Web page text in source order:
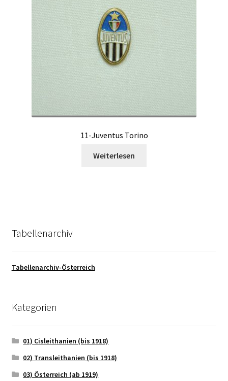
11-Juventus Torino
Weiterlesen
Tabellenarchiv
Tabellenarchiv-Österreich
Kategorien
01) Cisleithanien (bis 1918)
02) Transleithanien (bis 1918)
03) Österreich (ab 1919)